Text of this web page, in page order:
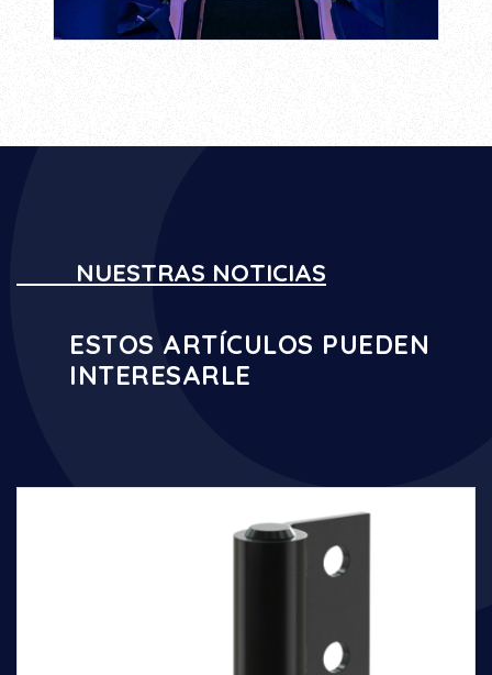
NUESTRAS NOTICIAS
ESTOS ARTÍCULOS PUEDEN
INTERESARLE